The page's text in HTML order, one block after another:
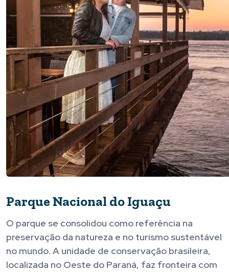
Parque Nacional do Iguaçu
O parque se consolidou como referência na
preservação da natureza e no turismo sustentável
no mundo. A unidade de conservação brasileira,
localizada no Oeste do Paraná, faz fronteira com